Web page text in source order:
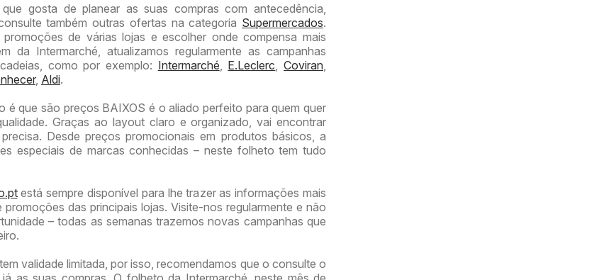
gosta de planear as suas compras com antecedência,
também outras ofertas na categoria Supermercados.
de várias lojas e escolher onde compensa mais
da Intermarché, atualizamos regularmente as campanhas
como por exemplo: Intermarché E.Leclerc ,Coviran
, Aldi.
é que são preços BAIXOS é o aliado perfeito para quem quer
Graças ao layout claro e organizado, vai encontrar
Desde preços promocionais em produtos básicos, a
especiais de marcas conhecidas – neste folheto tem tudo
está sempre disponível para lhe trazer as informações mais
das principais lojas. Visite-nos regularmente e não
– todas as semanas trazemos novas campanhas que
validade limitada, por isso, recomendamos que o consulte o